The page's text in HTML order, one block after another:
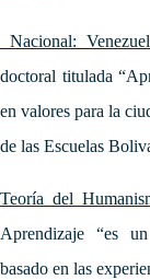
Nacional:
doctoral titulada “
en valores para la
de las Escuelas
Teoría del
Aprendizaje “es
basado en las